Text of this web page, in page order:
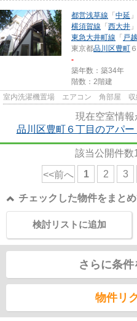
都営浅草線 「 中延
横須賀線 「 西大井
東急大井町線 「 戸
東京都品川区豊町
-
築年数：築34年
階数：2階建
室内洗濯機置場 エアコン 角部屋 収
現在空室情報
品川区豊町６丁目のアパ
該当公開件数
<<前へ 1 2 3
チェックした物件をまと
検討リストに追加
さらに条
物件リ